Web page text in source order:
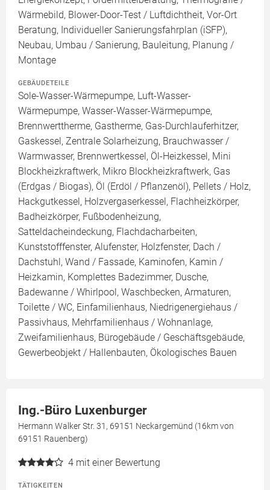
Wärmebild, Blower-Door-Test / Luftdichtheit, Vor-Ort
Beratung, Individueller Sanierungsfahrplan (iSFP),
Neubau, Umbau / Sanierung, Bauleitung, Planung /
Montage
GEBÄUDETEILE
Sole-Wasser-Wärmepumpe, Luft-Wasser-
Wärmepumpe, Wasser-Wasser-Wärmepumpe,
Brennwerttherme, Gastherme, Gas-Durchlauferhitzer,
Gaskessel, Zentrale Solarheizung, Brauchwasser /
Warmwasser, Brennwertkessel, Öl-Heizkessel, Mini
Blockheizkraftwerk, Mikro Blockheizkraftwerk, Gas
(Erdgas / Biogas), Öl (Erdöl / Pflanzenöl), Pellets / Holz,
Hackgutkessel, Holzvergaserkessel, Flachheizkörper,
Badheizkörper, Fußbodenheizung,
Satteldacheindeckung, Flachdacharbeiten,
Kunststofffenster, Alufenster, Holzfenster, Dach /
Dachstuhl, Wand / Fassade, Kaminofen, Kamin /
Heizkamin, Komplettes Badezimmer, Dusche,
Badewanne / Whirlpool, Waschbecken, Armaturen,
Toilette / WC, Einfamilienhaus, Niedrigenergiehaus /
Passivhaus, Mehrfamilienhaus / Wohnanlage,
Zweifamilienhaus, Bürogebäude / Geschäftsgebäude,
Gewerbeobjekt / Hallenbauten, Ökologisches Bauen
Ing.-Büro Luxenburger
Hermann Walker Str. 31, 69151 Neckargemünd (16km von
69151 Rauenberg)
4 mit einer Bewertung
TÄTIGKEITEN